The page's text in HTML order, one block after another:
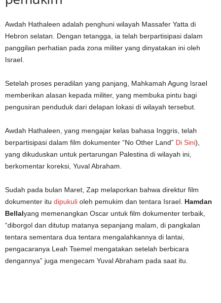
Awdah Hathaleen adalah penghuni wilayah Massafer Yatta di
Hebron selatan. Dengan tetangga, ia telah berpartisipasi dalam
panggilan perhatian pada zona militer yang dinyatakan ini oleh
Israel.
Setelah proses peradilan yang panjang, Mahkamah Agung Israel
memberikan alasan kepada militer, yang membuka pintu bagi
pengusiran penduduk dari delapan lokasi di wilayah tersebut.
Awdah Hathaleen, yang mengajar kelas bahasa Inggris, telah
berpartisipasi dalam film dokumenter “No Other Land” Di Sini),
yang dikuduskan untuk pertarungan Palestina di wilayah ini,
berkomentar koreksi, Yuval Abraham.
Sudah pada bulan Maret, Zap melaporkan bahwa direktur film
dokumenter itu dipukuli oleh pemukim dan tentara Israel. Hamdan
Bellalyang memenangkan Oscar untuk film dokumenter terbaik,
“diborgol dan ditutup matanya sepanjang malam, di pangkalan
tentara sementara dua tentara mengalahkannya di lantai,
pengacaranya Leah Tsemel mengatakan setelah berbicara
dengannya” juga mengecam Yuval Abraham pada saat itu.